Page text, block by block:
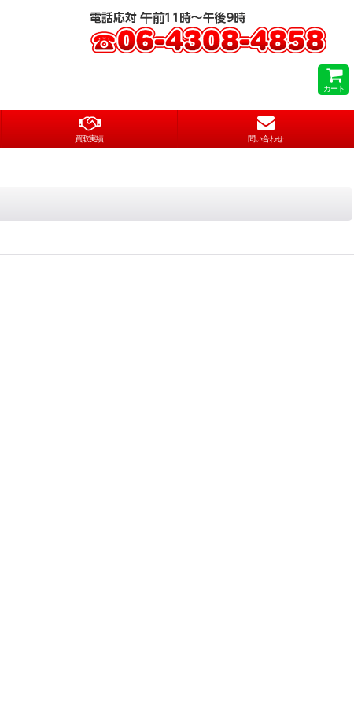
カート
買取実績 問い合わせ